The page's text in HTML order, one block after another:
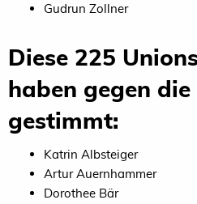
Gudrun Zollner
Diese 225
haben gegen
gestimmt:
Katrin Albsteiger
Artur Auernhammer
Dorothee Bär